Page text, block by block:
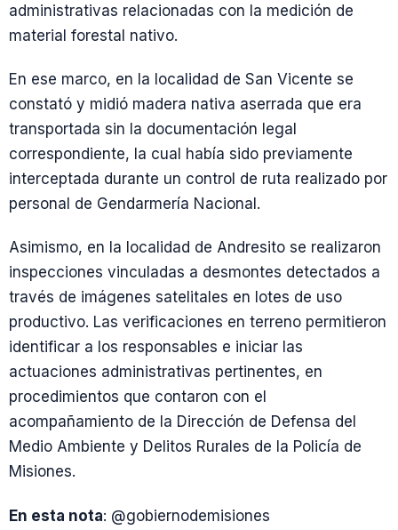
administrativas relacionadas con la medición de
material forestal nativo.
En ese marco, en la localidad de San Vicente se
constató y midió madera nativa aserrada que era
transportada sin la documentación legal
correspondiente, la cual había sido previamente
interceptada durante un control de ruta realizado por
personal de Gendarmería Nacional.
Asimismo, en la localidad de Andresito se realizaron
inspecciones vinculadas a desmontes detectados a
través de imágenes satelitales en lotes de uso
productivo. Las verificaciones en terreno permitieron
identificar a los responsables e iniciar las
actuaciones administrativas pertinentes, en
procedimientos que contaron con el
acompañamiento de la Dirección de Defensa del
Medio Ambiente y Delitos Rurales de la Policía de
Misiones.
En esta nota: @gobiernodemisiones